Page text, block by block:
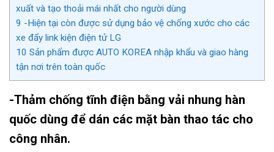
xuất và tạo thoải mái nhất cho người dùng
9 -Hiện tại còn được sử dụng bảo vệ chống xước cho các
xe đẩy link kiện điện tử LG
10 Sản phẩm được AUTO KOREA nhập khẩu và giao hàng
tận nơi trên toàn quốc
-Thảm chống tĩnh điện bằng vải nhung hàn
quốc dùng để dán các mặt bàn thao tác cho
công nhân.